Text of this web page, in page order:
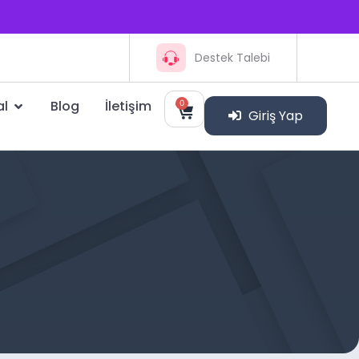
Destek Talebi
Blog İletişim 0
Giriş Yap